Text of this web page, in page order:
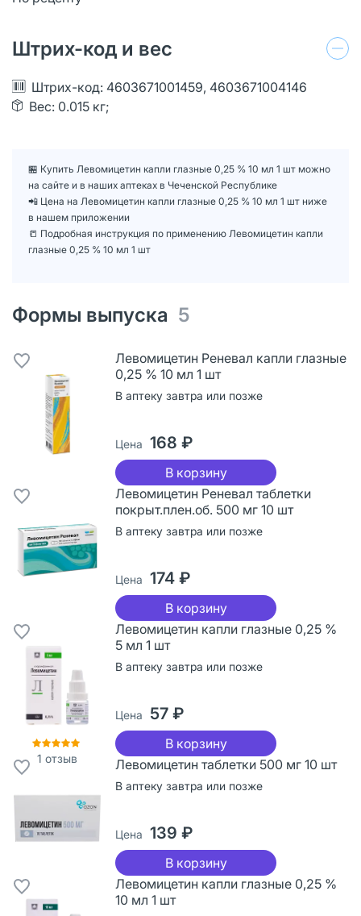
Штрих-код и вес
Штрих-код: 4603671001459, 4603671004146
Вес: 0.015 кг;
🏪 Купить Левомицетин капли глазные 0,25 % 10 мл 1 шт можно
на сайте и в наших аптеках в Чеченской Республике
📲 Цена на Левомицетин капли глазные 0,25 % 10 мл 1 шт ниже
в нашем приложении
📒 Подробная инструкция по применению Левомицетин капли
глазные 0,25 % 10 мл 1 шт
Формы выпуска 5
Левомицетин Реневал капли глазные
0,25 % 10 мл 1 шт
В аптеку завтра или позже
Цена 168 ₽
В корзину
Левомицетин Реневал таблетки
покрыт.плен.об. 500 мг 10 шт
В аптеку завтра или позже
Цена 174 ₽
В корзину
1 отзыв
Левомицетин капли глазные 0,25 %
5 мл 1 шт
В аптеку завтра или позже
Цена 57 ₽
В корзину
Левомицетин таблетки 500 мг 10 шт
В аптеку завтра или позже
Цена 139 ₽
В корзину
Левомицетин капли глазные 0,25 %
10 мл 1 шт